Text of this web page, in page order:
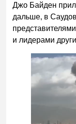
Джо Байден
дальше, в
и лидерами